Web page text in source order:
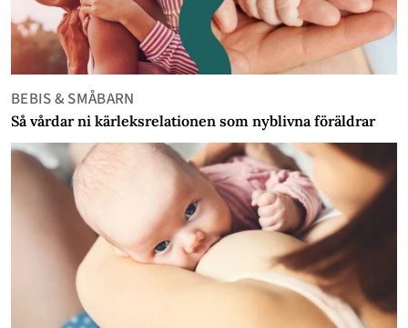
BEBIS & SMÅBARN
Så vårdar ni kärleksrelationen som nyblivna föräldrar